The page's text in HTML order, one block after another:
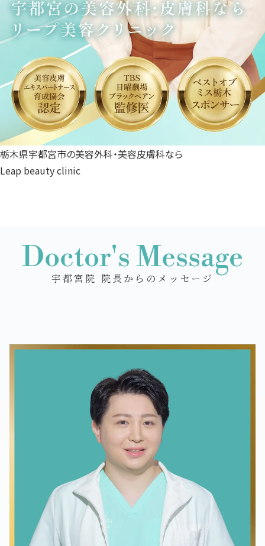
栃木県宇都宮市の美容外科・美容皮膚科なら
Leap beauty clinic
Doctor's Message
宇都宮院 院長からのメッセージ